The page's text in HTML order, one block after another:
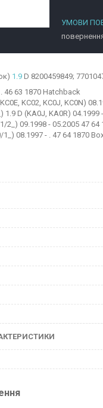
1.9 D 8200459849;
46 63 1870 Hatchback
KC02, KC0J, KC0N)
1.9 D (KA0J, KA0R) 04.1999
2_) 09.1998 - 05.2005 47
1_) 08.1997 - . 47 64 1870